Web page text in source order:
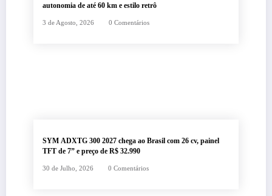
autonomia de até 60 km e estilo retrô
3 de Agosto, 2026 0 Comentários
SYM ADXTG 300 2027 chega ao Brasil com 26 cv, painel
TFT de 7” e preço de R$ 32.990
30 de Julho, 2026 0 Comentários